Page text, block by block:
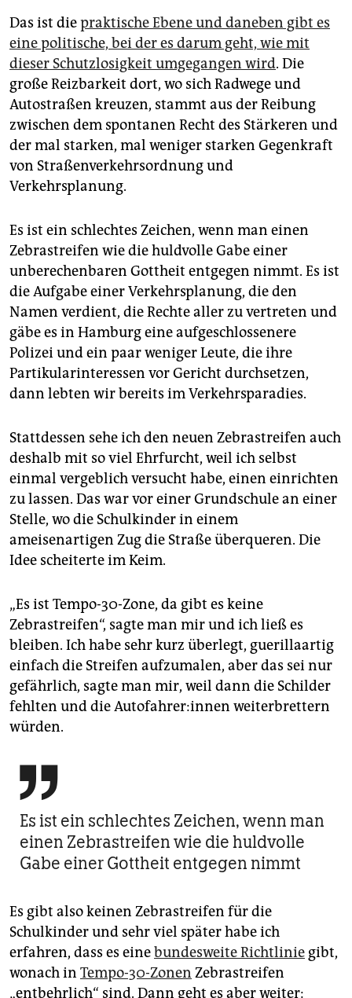
Das ist diepraktische Ebene und daneben gibt es
eine politische, bei der es darum geht, wie mit
dieser Schutzlosigkeit umgegangen wird. Die
große Reizbarkeit dort, wo sich Radwege und
Autostraßen kreuzen, stammt aus der Reibung
zwischen dem spontanen Recht des Stärkeren und
der mal starken, mal weniger starken Gegenkraft
von Straßenverkehrsordnung und
Verkehrsplanung.
Es ist ein schlechtes Zeichen, wenn man einen
Zebrastreifen wie die huldvolle Gabe einer
unberechenbaren Gottheit entgegen nimmt. Es ist
die Aufgabe einer Verkehrsplanung, die den
Namen verdient, die Rechte aller zu vertreten und
gäbe es in Hamburg eine aufgeschlossenere
Polizei und ein paar weniger Leute, die ihre
Partikularinteressen vor Gericht durchsetzen,
dann lebten wir bereits im Verkehrsparadies.
Stattdessen sehe ich den neuen Zebrastreifen auch
deshalb mit so viel Ehrfurcht, weil ich selbst
einmal vergeblich versucht habe, einen einrichten
zu lassen. Das war vor einer Grundschule an einer
Stelle, wo die Schulkinder in einem
ameisenartigen Zug die Straße überqueren. Die
Idee scheiterte im Keim.
„Es ist Tempo-30-Zone, da gibt es keine
Zebrastreifen“, sagte man mir und ich ließ es
bleiben. Ich habe sehr kurz überlegt, guerillaartig
einfach die Streifen aufzumalen, aber das sei nur
gefährlich, sagte man mir, weil dann die Schilder
fehlten und die Au­to­fah­re­r:in­nen weiterbrettern
würden.

Es ist ein schlechtes Zeichen, wenn man
einen Zebrastreifen wie die huldvolle
Gabe einer Gottheit entgegen nimmt
Es gibt also keinen Zebrastreifen für die
Schulkinder und sehr viel später habe ich
erfahren, dass es einebundesweite Richtlinie gibt,
wonach in Tempo-30-Zonen Zebrastreifen
„entbehrlich“ sind. Dann geht es aber weiter: